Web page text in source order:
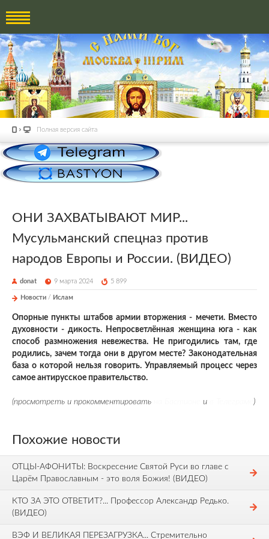
Полная версия сайта
ОНИ ЗАХВАТЫВАЮТ МИР...
Мусульманский спецназ против
народов Европы и России. (ВИДЕО)
donat 9 марта 2024 5 899
Новости / Ислам
Опорные пункты штабов армии вторжения - мечети. Вместо
духовности - дикость. Непросветлённая женщина юга - как
способ размножения невежества. Не пригодились там, где
родились, зачем тогда они в другом месте? Законодательная
база о которой нельзя говорить. Управляемый процесс через
самое антирусское правительство.
(просмотреть и прокомментировать и )
Похожие новости
ОТЦЫ-АФОНИТЫ: Воскресение Святой Руси во главе с
Царём Православным - это воля Божия! (ВИДЕО)
КТО ЗА ЭТО ОТВЕТИТ?... Профессор Александр Редько.
(ВИДЕО)
ВЭФ И ВЕЛИКАЯ ПЕРЕЗАГРУЗКА... Стремительно